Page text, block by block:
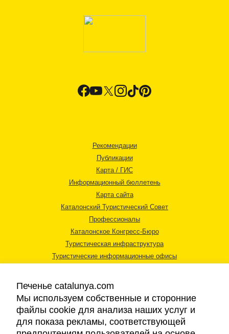
Рекомендации
Публикации
Карта / ГИС
Информационный бюллетень
Карта сайта
Каталонский Туристический Совет
Профессионалы
Каталонское Конгресс-Бюро
Туристическая инфраструктура
Туристические информационные офисы
Правовая информация
Печенье catalunya.com
Мы используем собственные и сторонние
файлы cookie для анализа наших услуг и
для показа рекламы, соответствующей